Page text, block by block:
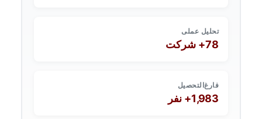
تحلیل عملی
78+ شرکت
فارغ‌التحصیل
1,983+ نفر